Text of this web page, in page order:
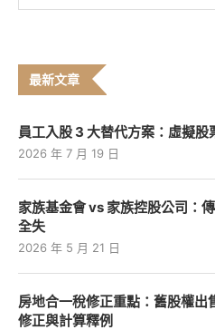
最新文章
員工入股 3 大替代方案：虛擬
2026 年 7 月 19 日
家族基金會 vs 家族控股公司：
全失
2026 年 5 月 21 日
房地合一稅修正重點：舊股權
修正與計算釋例